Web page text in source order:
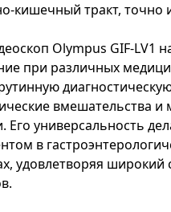
кишечный тракт, точно
Olympus GIF-LV1
при различных
вмешательства
Его универсальность
в
удовлетворяя широкий